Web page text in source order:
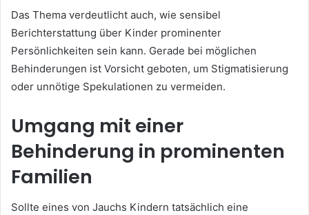
Das Thema verdeutlicht auch, wie sensibel
Berichterstattung über Kinder prominenter
Persönlichkeiten sein kann. Gerade bei möglichen
Behinderungen ist Vorsicht geboten, um Stigmatisierung
oder unnötige Spekulationen zu vermeiden.
Umgang mit einer
Behinderung in prominenten
Familien
Sollte eines von Jauchs Kindern tatsächlich eine